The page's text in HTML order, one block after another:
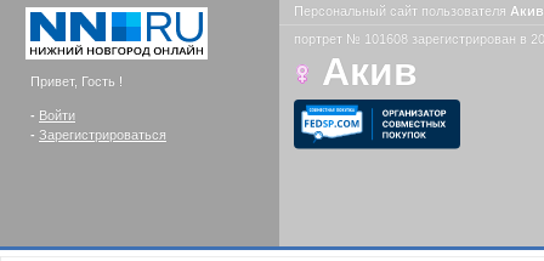
Привет, Гость !
- Войти
- Зарегистрироваться
Персональный сайт пользователя
портрет № 101608 зарегистрирован в
Акив